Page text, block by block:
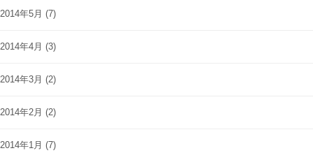
2014年5月 (7)
2014年4月 (3)
2014年3月 (2)
2014年2月 (2)
2014年1月 (7)